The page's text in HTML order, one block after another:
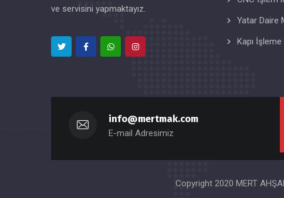
ve servisini yapmaktayız.
Yatar Daire
Kapı İşleme
info@mertmak.com
E-mail Adresimiz
Copyright 2020 MERT